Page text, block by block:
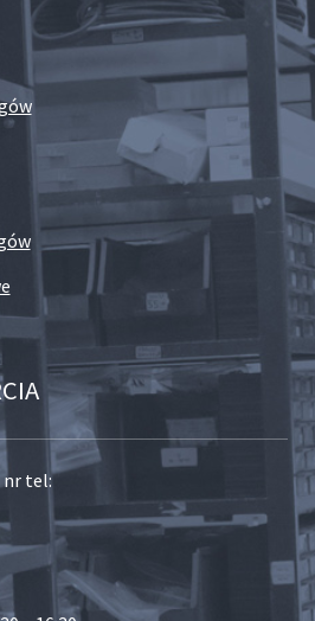
nr tel: